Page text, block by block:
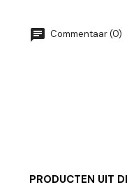
Commentaar (0)
PRODUCTEN UIT